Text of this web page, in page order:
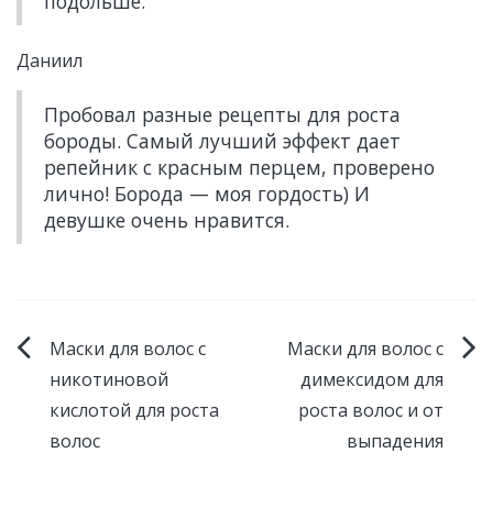
Даниил
Пробовал разные рецепты для роста
бороды. Самый лучший эффект дает
репейник с красным перцем, проверено
лично! Борода — моя гордость) И
девушке очень нравится.
Маски для волос с
никотиновой
кислотой для роста
волос
Маски для волос с
димексидом для
роста волос и от
выпадения